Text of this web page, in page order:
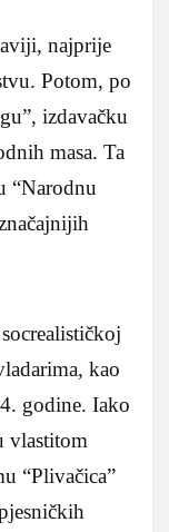
najprije
Potom, po
izdavačku
masa. Ta
“Narodnu
kao
godine. Iako
vlastitom
“Plivačica”